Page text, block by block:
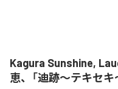
Kagura Sunshine,
恵、「迪跡〜テキセキ